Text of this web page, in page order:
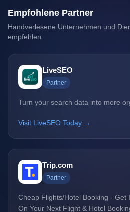
Empfohlene Partner
Handverlesene Unternehmen und
empfehlen.
LiveSEO
Partner
Turn your search data into more
Visit LiveSEO Today →
Trip.com
Partner
Cheap Flights/Hotel Booking - Get
On Your Next Flight & Hotel